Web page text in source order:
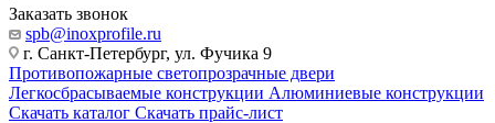
Заказать звонок
spb@inoxprofile.ru
г. Санкт-Петербург, ул. Фучика 9
Противопожарные светопрозрачные двери
Легкосбрасываемые конструкции Алюминиевые конструкции
Скачать каталог Скачать прайс-лист